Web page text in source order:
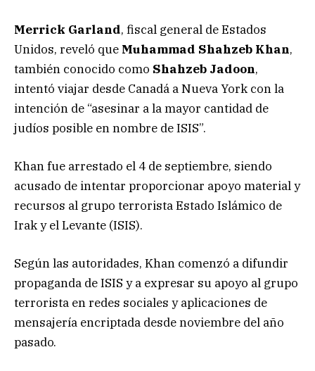
Merrick Garland, fiscal general de Estados
Unidos, reveló que Muhammad Shahzeb Khan,
también conocido como Shahzeb Jadoon,
intentó viajar desde Canadá a Nueva York con la
intención de “asesinar a la mayor cantidad de
judíos posible en nombre de ISIS”.
Khan fue arrestado el 4 de septiembre, siendo
acusado de intentar proporcionar apoyo material y
recursos al grupo terrorista Estado Islámico de
Irak y el Levante (ISIS).
Según las autoridades, Khan comenzó a difundir
propaganda de ISIS y a expresar su apoyo al grupo
terrorista en redes sociales y aplicaciones de
mensajería encriptada desde noviembre del año
pasado.